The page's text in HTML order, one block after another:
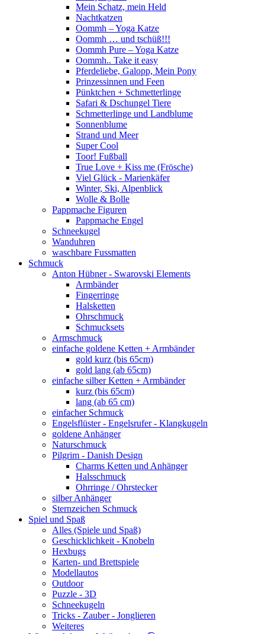
Mein Schatz, mein Held
Nachtkatzen
Oommh – Yoga Katze
Oommh … und tschüß!!!
Oommh Pure – Yoga Katze
Oommh.. Take it easy
Pferdeliebe, Galopp, Mein Pony
Prinzessinnen und Feen
Pünktchen + Schmetterlinge
Safari & Dschungel Tiere
Schmetterlinge und Landblume
Sonnenblume
Strand und Meer
Super Cool
Toor! Fußball
True Love + Kiss me (Frösche)
Viel Glück - Marienkäfer
Winter, Ski, Alpenblick
Wolle & Bolle
Pappmache Figuren
Pappmache Engel
Schneekugel
Wanduhren
waschbare Fussmatten
Schmuck
Anton Hübner - Swarovski Elements
Armbänder
Fingerringe
Halsketten
Ohrschmuck
Schmucksets
Armschmuck
einfache goldene Ketten + Armbänder
gold kurz (bis 65cm)
gold lang (ab 65cm)
einfache silber Ketten + Armbänder
kurz (bis 65cm)
lang (ab 65 cm)
einfacher Schmuck
Engelsflüster - Engelsrufer - Klangkugeln
goldene Anhänger
Naturschmuck
Pilgrim - Danish Design
Charms Ketten und Anhänger
Halsschmuck
Ohrringe / Ohrstecker
silber Anhänger
Sternzeichen Schmuck
Spiel und Spaß
Alles (Spiele und Spaß)
Geschicklichkeit - Knobeln
Hexbugs
Karten- und Brettspiele
Modellautos
Outdoor
Puzzle - 3D
Schneekugeln
Tricks - Zauber - Jonglieren
Weiteres